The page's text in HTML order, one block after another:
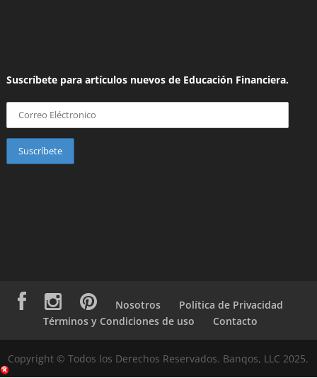
Suscríbete para artículos nuevos de Educación Financiera.
Nosotros
Política de Privacidad
Términos y Condiciones de uso
Contacto
Copyright © Todos los Derechos Reservados. Banqos, LLC 2025.